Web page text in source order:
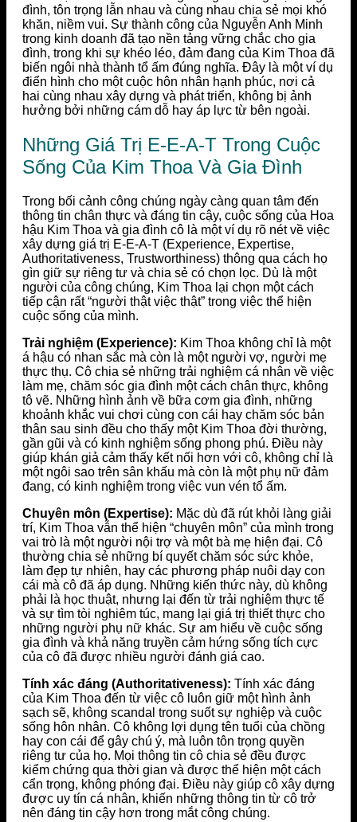
đình, tôn trọng lẫn nhau và cùng nhau chia sẻ mọi khó
khăn, niềm vui. Sự thành công của Nguyễn Anh Minh
trong kinh doanh đã tạo nền tảng vững chắc cho gia
đình, trong khi sự khéo léo, đảm đang của Kim Thoa đã
biến ngôi nhà thành tổ ấm đúng nghĩa. Đây là một ví dụ
điển hình cho một cuộc hôn nhân hạnh phúc, nơi cả
hai cùng nhau xây dựng và phát triển, không bị ảnh
hưởng bởi những cám dỗ hay áp lực từ bên ngoài.
Những Giá Trị E-E-A-T Trong Cuộc
Sống Của Kim Thoa Và Gia Đình
Trong bối cảnh công chúng ngày càng quan tâm đến
thông tin chân thực và đáng tin cậy, cuộc sống của Hoa
hậu Kim Thoa và gia đình cô là một ví dụ rõ nét về việc
xây dựng giá trị E-E-A-T (Experience, Expertise,
Authoritativeness, Trustworthiness) thông qua cách họ
gìn giữ sự riêng tư và chia sẻ có chọn lọc. Dù là một
người của công chúng, Kim Thoa lại chọn một cách
tiếp cận rất “người thật việc thật” trong việc thể hiện
cuộc sống của mình.
Trải nghiệm (Experience): Kim Thoa không chỉ là một
á hậu có nhan sắc mà còn là một người vợ, người mẹ
thực thụ. Cô chia sẻ những trải nghiệm cá nhân về việc
làm mẹ, chăm sóc gia đình một cách chân thực, không
tô vẽ. Những hình ảnh về bữa cơm gia đình, những
khoảnh khắc vui chơi cùng con cái hay chăm sóc bản
thân sau sinh đều cho thấy một Kim Thoa đời thường,
gần gũi và có kinh nghiệm sống phong phú. Điều này
giúp khán giả cảm thấy kết nối hơn với cô, không chỉ là
một ngôi sao trên sân khấu mà còn là một phụ nữ đảm
đang, có kinh nghiệm trong việc vun vén tổ ấm.
Chuyên môn (Expertise): Mặc dù đã rút khỏi làng giải
trí, Kim Thoa vẫn thể hiện “chuyên môn” của mình trong
vai trò là một người nội trợ và một bà mẹ hiện đại. Cô
thường chia sẻ những bí quyết chăm sóc sức khỏe,
làm đẹp tự nhiên, hay các phương pháp nuôi dạy con
cái mà cô đã áp dụng. Những kiến thức này, dù không
phải là học thuật, nhưng lại đến từ trải nghiệm thực tế
và sự tìm tòi nghiêm túc, mang lại giá trị thiết thực cho
những người phụ nữ khác. Sự am hiểu về cuộc sống
gia đình và khả năng truyền cảm hứng sống tích cực
của cô đã được nhiều người đánh giá cao.
Tính xác đáng (Authoritativeness): Tính xác đáng
của Kim Thoa đến từ việc cô luôn giữ một hình ảnh
sạch sẽ, không scandal trong suốt sự nghiệp và cuộc
sống hôn nhân. Cô không lợi dụng tên tuổi của chồng
hay con cái để gây chú ý, mà luôn tôn trọng quyền
riêng tư của họ. Mọi thông tin cô chia sẻ đều được
kiểm chứng qua thời gian và được thể hiện một cách
cẩn trọng, không phóng đại. Điều này giúp cô xây dựng
được uy tín cá nhân, khiến những thông tin từ cô trở
nên đáng tin cậy hơn trong mắt công chúng.